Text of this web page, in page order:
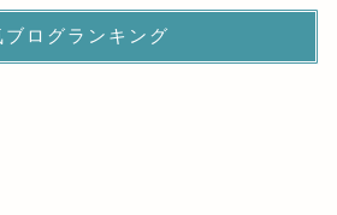
ブログランキング